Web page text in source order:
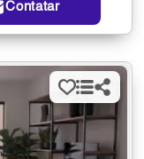
Contatar